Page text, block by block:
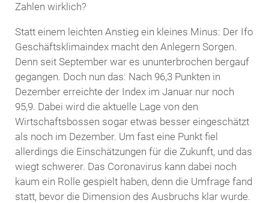
Zahlen wirklich?
Statt einem leichten Anstieg ein kleines Minus: Der Ifo
Geschäftsklimaindex macht den Anlegern Sorgen.
Denn seit September war es ununterbrochen bergauf
gegangen. Doch nun das: Nach 96,3 Punkten in
Dezember erreichte der Index im Januar nur noch
95,9. Dabei wird die aktuelle Lage von den
Wirtschaftsbossen sogar etwas besser eingeschätzt
als noch im Dezember. Um fast eine Punkt fiel
allerdings die Einschätzungen für die Zukunft, und das
wiegt schwerer. Das Coronavirus kann dabei noch
kaum ein Rolle gespielt haben, denn die Umfrage fand
statt, bevor die Dimension des Ausbruchs klar wurde.